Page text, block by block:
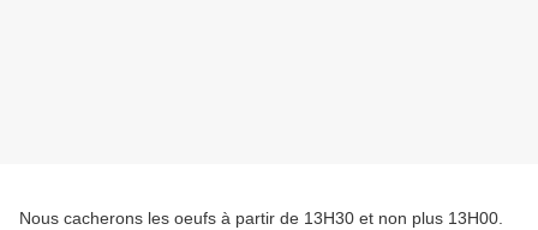
Nous cacherons les oeufs à partir de 13H30 et non plus 13H00.